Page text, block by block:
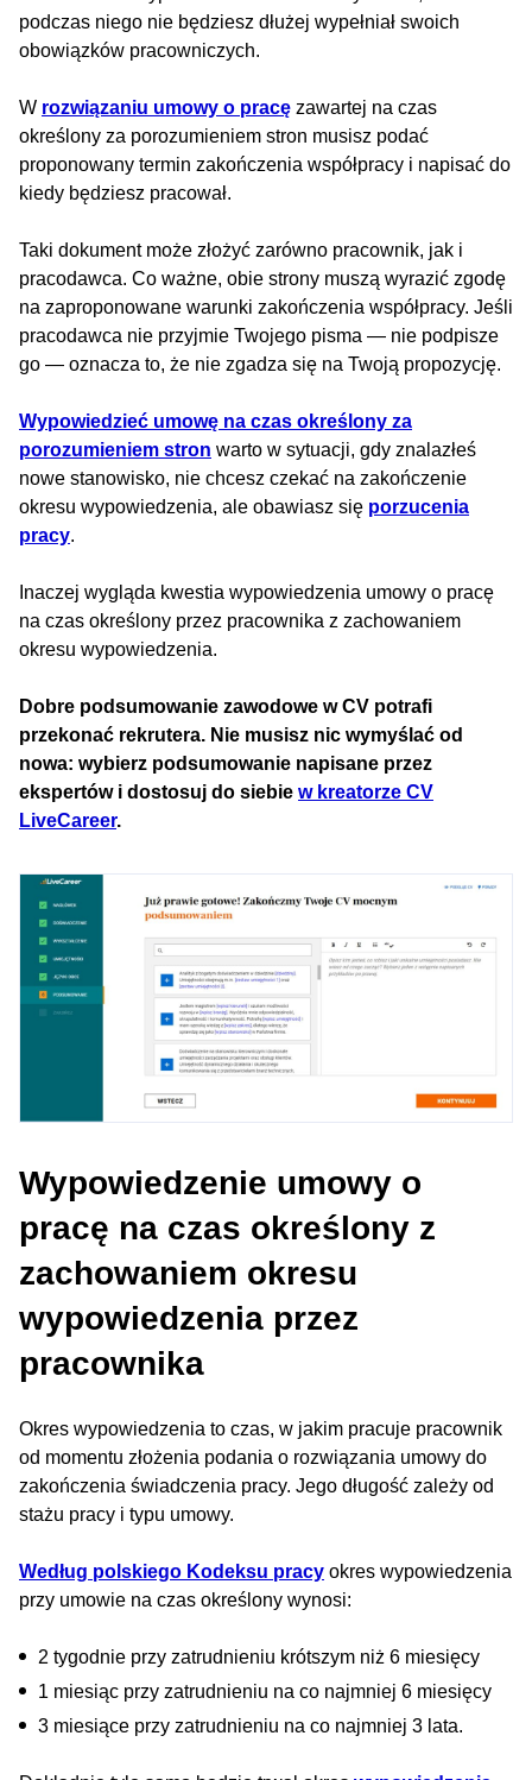
podczas niego nie będziesz dłużej wypełniał swoich
obowiązków pracowniczych.
W rozwiązaniu umowy o pracę zawartej na czas
określony za porozumieniem stron musisz podać
proponowany termin zakończenia współpracy i napisać do
kiedy będziesz pracował.
Taki dokument może złożyć zarówno pracownik, jak i
pracodawca. Co ważne, obie strony muszą wyrazić zgodę
na zaproponowane warunki zakończenia współpracy. Jeśli
pracodawca nie przyjmie Twojego pisma — nie podpisze
go — oznacza to, że nie zgadza się na Twoją propozycję.
Wypowiedzieć umowę na czas określony za
porozumieniem stron warto w sytuacji, gdy znalazłeś
nowe stanowisko, nie chcesz czekać na zakończenie
okresu wypowiedzenia, ale obawiasz się porzucenia
pracy.
Inaczej wygląda kwestia wypowiedzenia umowy o pracę
na czas określony przez pracownika z zachowaniem
okresu wypowiedzenia.
Dobre podsumowanie zawodowe w CV potrafi
przekonać rekrutera. Nie musisz nic wymyślać od
nowa: wybierz podsumowanie napisane przez
ekspertów i dostosuj do siebie w kreatorze CV
LiveCareer.
Wypowiedzenie umowy o
pracę na czas określony z
zachowaniem okresu
wypowiedzenia przez
pracownika
Okres wypowiedzenia to czas, w jakim pracuje pracownik
od momentu złożenia podania o rozwiązania umowy do
zakończenia świadczenia pracy. Jego długość zależy od
stażu pracy i typu umowy.
Według polskiego Kodeksu pracy okres wypowiedzenia
przy umowie na czas określony wynosi:
2 tygodnie przy zatrudnieniu krótszym niż 6 miesięcy
1 miesiąc przy zatrudnieniu na co najmniej 6 miesięcy
3 miesiące przy zatrudnieniu na co najmniej 3 lata.